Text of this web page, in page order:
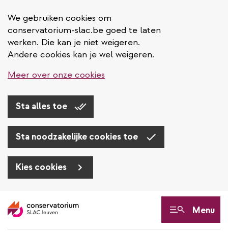
We gebruiken cookies om
conservatorium-slac.be goed te laten
werken. Die kan je niet weigeren.
Andere cookies kan je wel weigeren.
Meer over onze cookies
Sta alles toe
Sta noodzakelijke cookies toe
Kies cookies
en
Menu